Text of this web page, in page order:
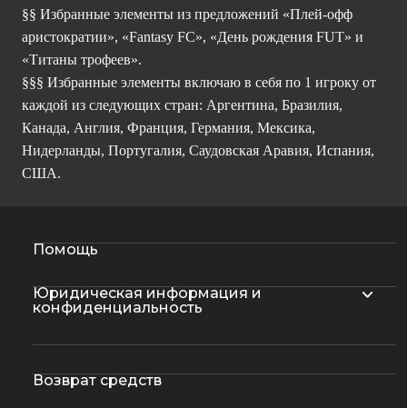
§§ Избранные элементы из предложений «Плей-офф
аристократии», «Fantasy FC», «День рождения FUT» и
«Титаны трофеев».
§§§ Избранные элементы включаю в себя по 1 игроку от
каждой из следующих стран: Аргентина, Бразилия,
Канада, Англия, Франция, Германия, Мексика,
Нидерланды, Португалия, Саудовская Аравия, Испания,
США.
Помощь
Юридическая информация и
конфиденциальность
Возврат средств